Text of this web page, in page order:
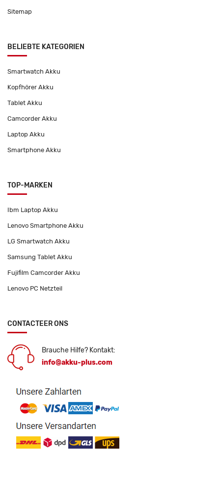
Sitemap
BELIEBTE KATEGORIEN
Smartwatch Akku
Kopfhörer Akku
Tablet Akku
Camcorder Akku
Laptop Akku
Smartphone Akku
TOP-MARKEN
Ibm Laptop Akku
Lenovo Smartphone Akku
LG Smartwatch Akku
Samsung Tablet Akku
Fujifilm Camcorder Akku
Lenovo PC Netzteil
CONTACTEER ONS
Brauche Hilfe? Kontakt:
info@akku-plus.com